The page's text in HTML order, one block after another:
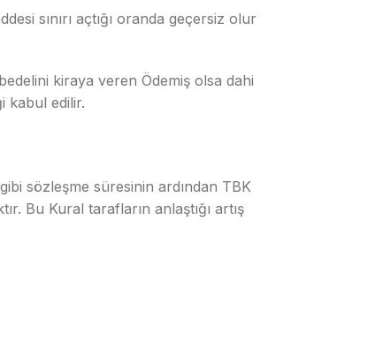
sınırı açtığı oranda geçersiz olur
kiraya veren Ödemiş olsa dahi
kabul edilir.
sözleşme süresinin ardından TBK
Bu Kural tarafların anlaştığı artış